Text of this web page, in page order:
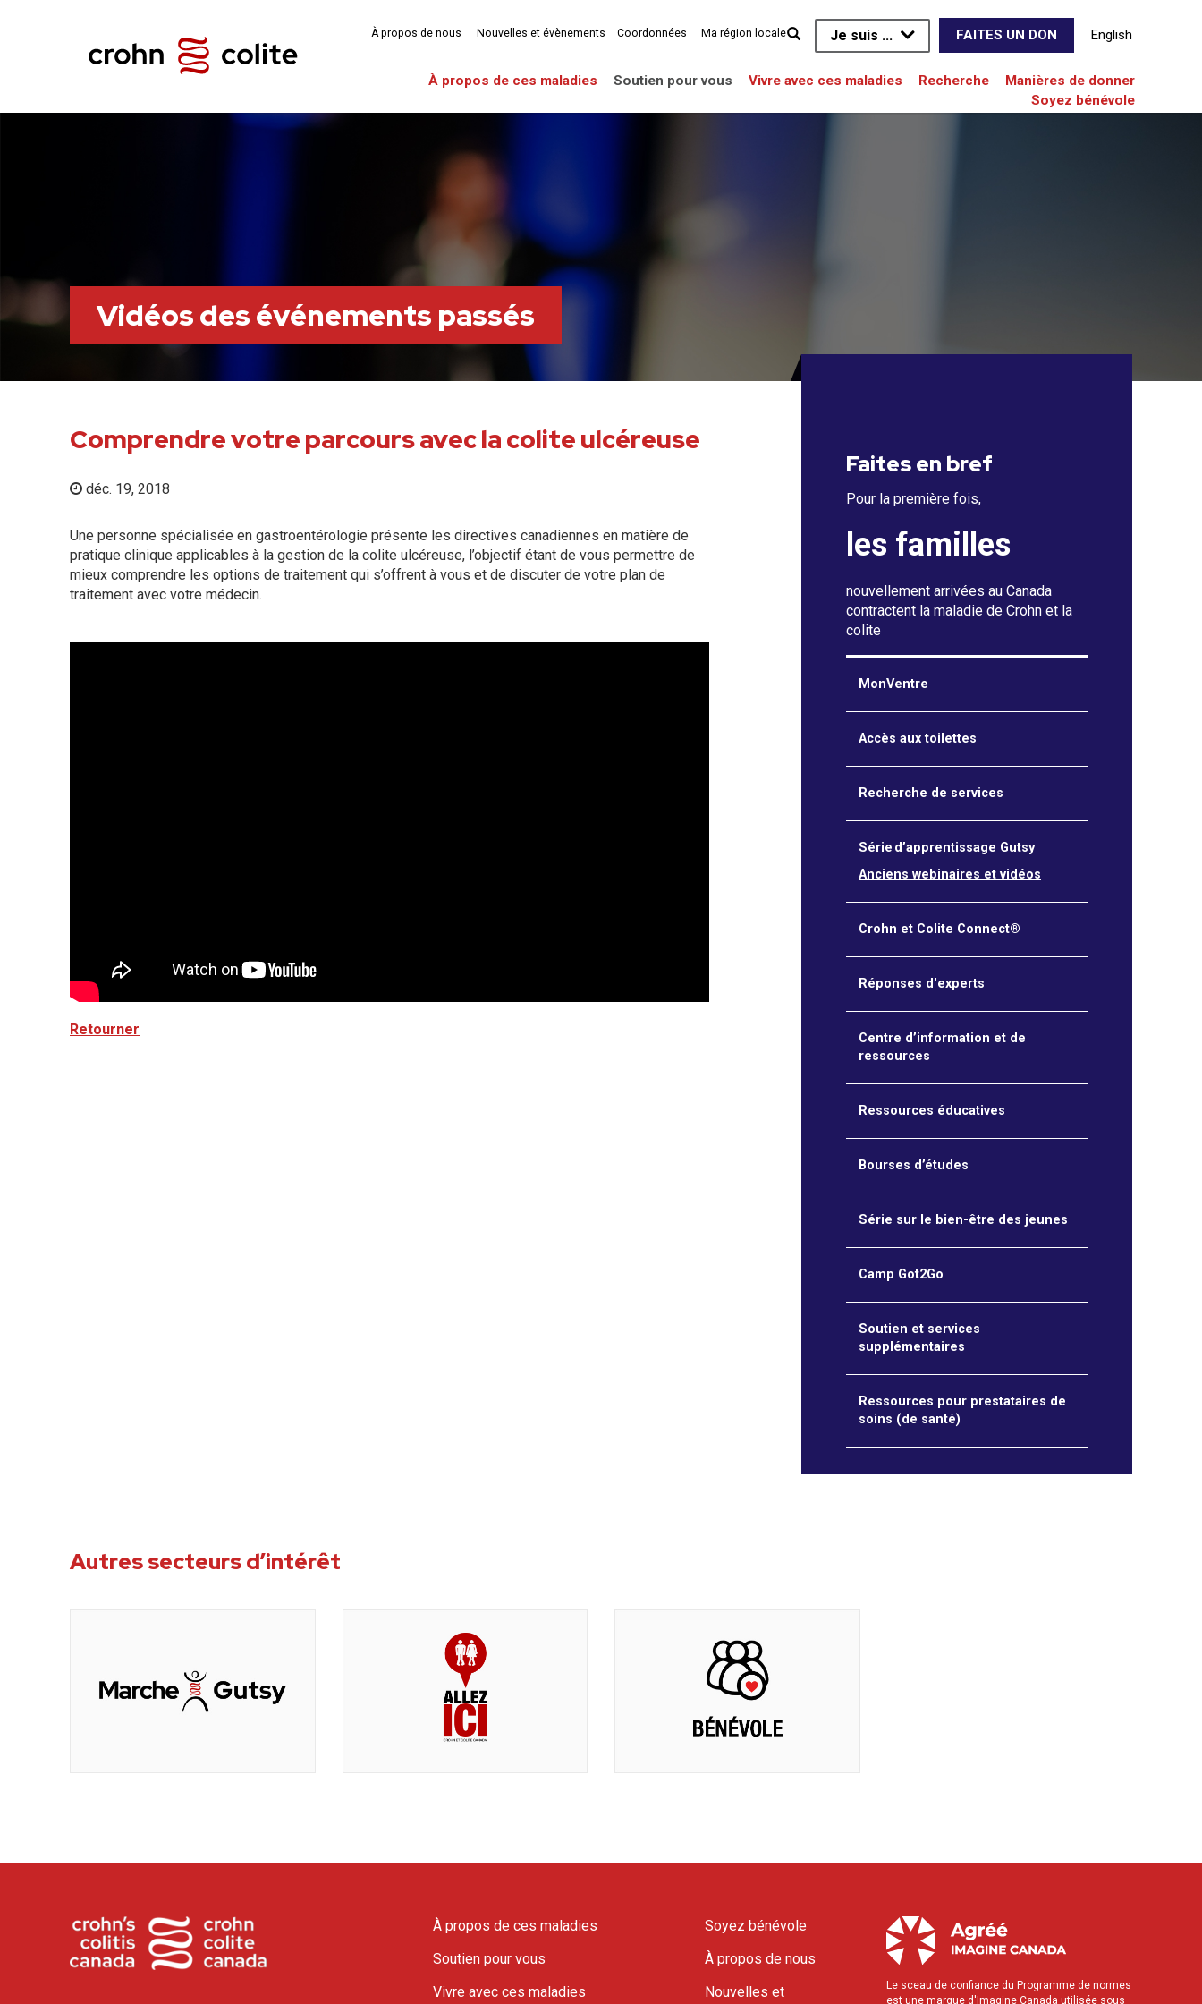
Je suis ... FAITES UN DON English
À propos de ces maladies Soutien pour vous Vivre avec ces maladies Recherche
Manières de donner
Soyez bénévole
À propos de nous Nouvelles et évènements Coordonnées Ma région locale
Vidéos des événements passés
Comprendre votre parcours avec la colite ulcéreuse
déc. 19, 2018
Une personne spécialisée en gastroentérologie présente les directives canadiennes en matière de
pratique clinique applicables à la gestion de la colite ulcéreuse, l’objectif étant de vous permettre de
mieux comprendre les options de traitement qui s’offrent à vous et de discuter de votre plan de
traitement avec votre médecin.
Retourner
Faites en bref
Pour la première fois,
les familles
nouvellement arrivées au Canada
contractent la maladie de Crohn et la
colite
MonVentre
Accès aux toilettes
Recherche de services
Série d’apprentissage Gutsy
Anciens webinaires et vidéos
Crohn et Colite Connect®
Réponses d'experts
Centre d’information et de
ressources
Ressources éducatives
Bourses d’études
Série sur le bien-être des jeunes
Camp Got2Go
Soutien et services
supplémentaires
Ressources pour prestataires de
soins (de santé)
Autres secteurs d’intérêt
À propos de ces maladies
Soutien pour vous
Vivre avec ces maladies
Soyez bénévole
À propos de nous
Nouvelles et
Le sceau de confiance du Programme de normes
est une marque d'Imagine Canada utilisée sous